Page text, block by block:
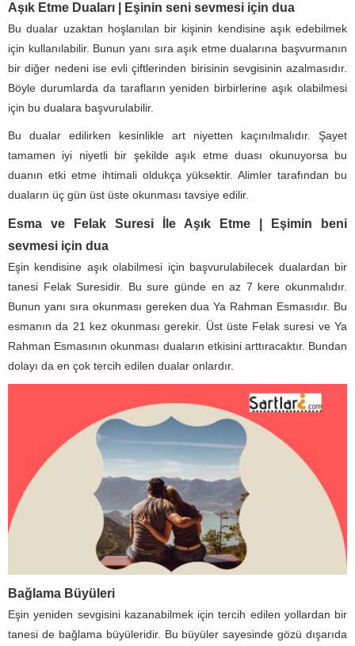
Aşık Etme Duaları | Eşinin seni sevmesi için dua
Bu dualar uzaktan hoşlanılan bir kişinin kendisine aşık edebilmek
için kullanılabilir. Bunun yanı sıra aşık etme dualarına başvurmanın
bir diğer nedeni ise evli çiftlerinden birisinin sevgisinin azalmasıdır.
Böyle durumlarda da tarafların yeniden birbirlerine aşık olabilmesi
için bu dualara başvurulabilir.
Bu dualar edilirken kesinlikle art niyetten kaçınılmalıdır. Şayet
tamamen iyi niyetli bir şekilde aşık etme duası okunuyorsa bu
duanın etki etme ihtimali oldukça yüksektir. Alimler tarafından bu
duaların üç gün üst üste okunması tavsiye edilir.
Esma ve Felak Suresi İle Aşık Etme | Eşimin beni
sevmesi için dua
Eşin kendisine aşık olabilmesi için başvurulabilecek dualardan bir
tanesi Felak Suresidir. Bu sure günde en az 7 kere okunmalıdır.
Bunun yanı sıra okunması gereken dua Ya Rahman Esmasıdır. Bu
esmanın da 21 kez okunması gerekir. Üst üste Felak suresi ve Ya
Rahman Esmasının okunması duaların etkisini arttıracaktır. Bundan
dolayı da en çok tercih edilen dualar onlardır.
Bağlama Büyüleri
Eşin yeniden sevgisini kazanabilmek için tercih edilen yollardan bir
tanesi de bağlama büyüleridir. Bu büyüler sayesinde gözü dışarıda